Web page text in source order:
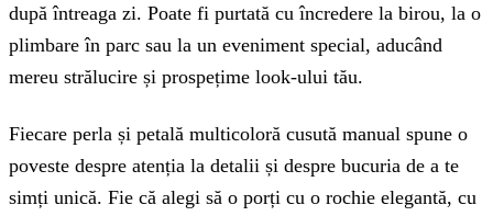
după întreaga zi. Poate fi purtată cu încredere la birou, la o
plimbare în parc sau la un eveniment special, aducând
mereu strălucire și prospețime look-ului tău.
Fiecare perla și petală multicoloră cusută manual spune o
poveste despre atenția la detalii și despre bucuria de a te
simți unică. Fie că alegi să o porți cu o rochie elegantă, cu